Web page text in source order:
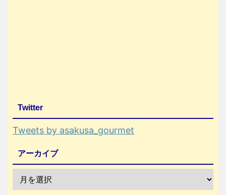
Twitter
Tweets by asakusa_gourmet
アーカイブ